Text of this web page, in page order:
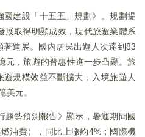
建設「十五五」規劃》。規劃提
展取得明顯成效，現代旅遊業體系
進展。國內居民出遊人次達到83
元，旅遊的普惠性進一步凸顯。旅
規模效益不斷擴大，入境旅遊人
美元。
趨勢預測報告》顯示，暑運期間國
油費），同比上漲約4%；國際機